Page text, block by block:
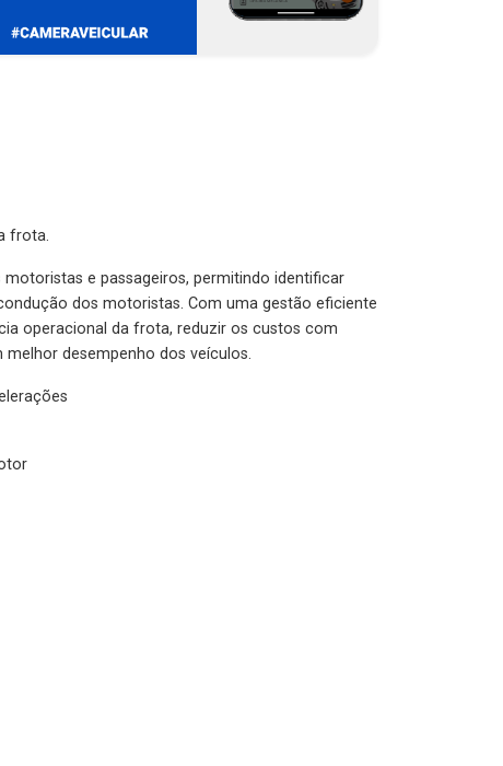
frota.
e passageiros, permitindo identificar
dos motoristas. Com uma gestão eficiente
operacional da frota, reduzir os custos com
desempenho dos veículos.